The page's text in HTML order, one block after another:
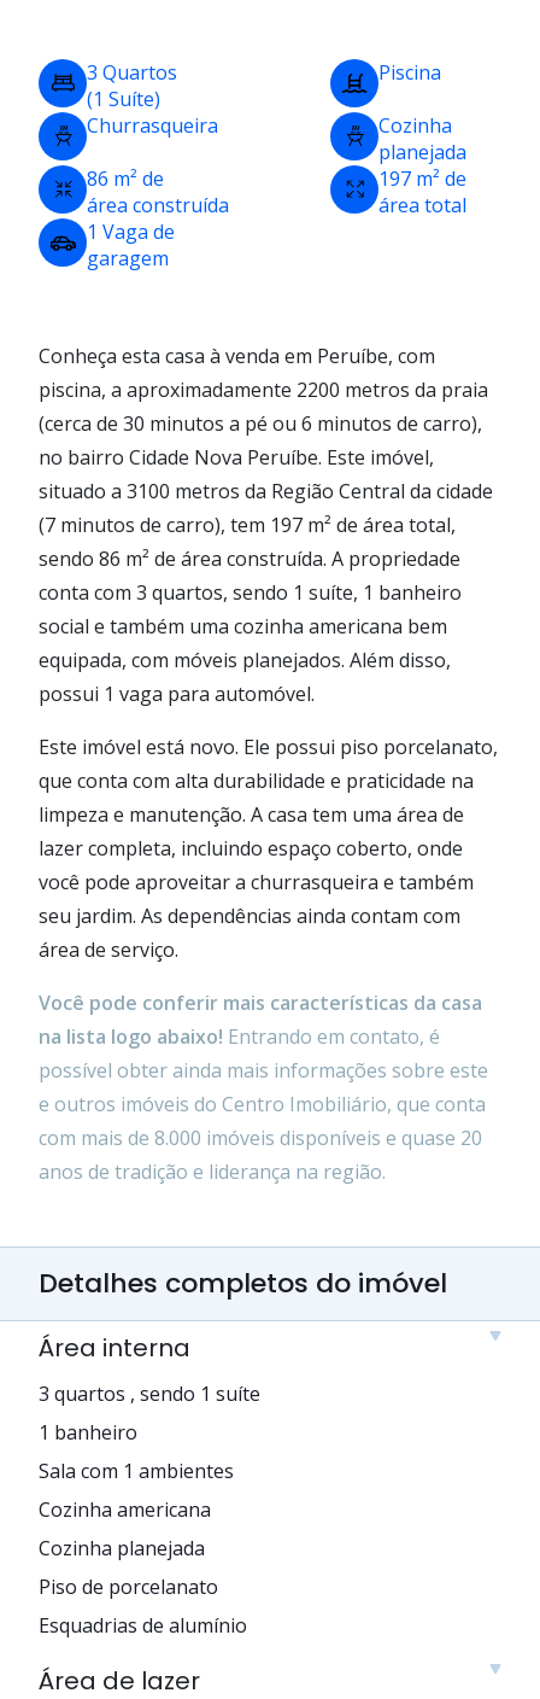
3 Quartos
(1 Suíte)
Piscina
Churrasqueira
Cozinha
planejada
86 m² de
área construída
197 m² de
área total
1 Vaga de
garagem
Conheça esta casa à venda em Peruíbe, com
piscina, a aproximadamente 2200 metros da praia
(cerca de 30 minutos a pé ou 6 minutos de carro),
no bairro Cidade Nova Peruíbe. Este imóvel,
situado a 3100 metros da Região Central da cidade
(7 minutos de carro), tem 197 m² de área total,
sendo 86 m² de área construída. A propriedade
conta com 3 quartos, sendo 1 suíte, 1 banheiro
social e também uma cozinha americana bem
equipada, com móveis planejados. Além disso,
possui 1 vaga para automóvel.
Este imóvel está novo. Ele possui piso porcelanato,
que conta com alta durabilidade e praticidade na
limpeza e manutenção. A casa tem uma área de
lazer completa, incluindo espaço coberto, onde
você pode aproveitar a churrasqueira e também
seu jardim. As dependências ainda contam com
área de serviço.
Você pode conferir mais características da casa
na lista logo abaixo! Entrando em contato, é
possível obter ainda mais informações sobre este
e outros imóveis do Centro Imobiliário, que conta
com mais de 8.000 imóveis disponíveis e quase 20
anos de tradição e liderança na região.
Detalhes completos do imóvel
Área interna
3 quartos , sendo 1 suíte
1 banheiro
Sala com 1 ambientes
Cozinha americana
Cozinha planejada
Piso de porcelanato
Esquadrias de alumínio
Área de lazer